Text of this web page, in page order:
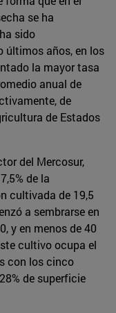
se ha
sido
últimos años, en los
la mayor tasa
anual de
de
de Estados
del Mercosur,
de la
cultivada de 19,5
a sembrarse en
y en menos de 40
cultivo ocupa el
con los cinco
de superficie